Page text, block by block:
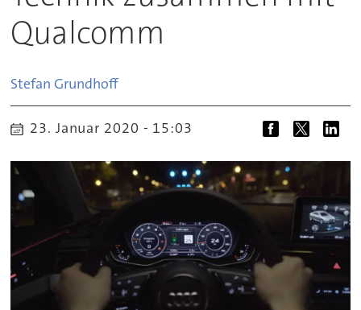
Qualcomm
Stefan Grundhoff
23. Januar 2020 - 15:03